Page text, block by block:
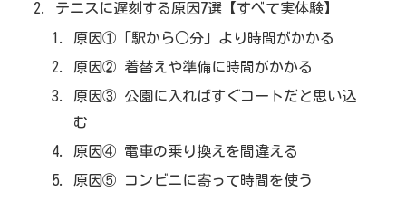
テニスに遅刻する原因7選【すべて実体験】
原因①「駅から○分」より時間がかかる
原因② 着替えや準備に時間がかかる
原因③ 公園に入ればすぐコートだと思い込
む
原因④ 電車の乗り換えを間違える
原因⑤ コンビニに寄って時間を使う